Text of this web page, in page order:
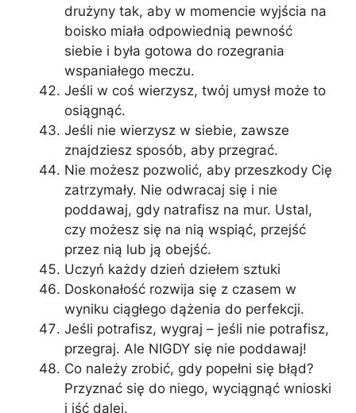
drużyny tak, aby w momencie wyjścia na
boisko miała odpowiednią pewność
siebie i była gotowa do rozegrania
wspaniałego meczu.
Jeśli w coś wierzysz, twój umysł może to
osiągnąć.
Jeśli nie wierzysz w siebie, zawsze
znajdziesz sposób, aby przegrać.
Nie możesz pozwolić, aby przeszkody Cię
zatrzymały. Nie odwracaj się i nie
poddawaj, gdy natrafisz na mur. Ustal,
czy możesz się na nią wspiąć, przejść
przez nią lub ją obejść.
Uczyń każdy dzień dziełem sztuki
Doskonałość rozwija się z czasem w
wyniku ciągłego dążenia do perfekcji.
Jeśli potrafisz, wygraj – jeśli nie potrafisz,
przegraj. Ale NIGDY się nie poddawaj!
Co należy zrobić, gdy popełni się błąd?
Przyznać się do niego, wyciągnąć wnioski
i iść dalej.